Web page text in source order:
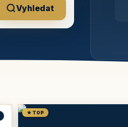
Vyhledat
★ TOP